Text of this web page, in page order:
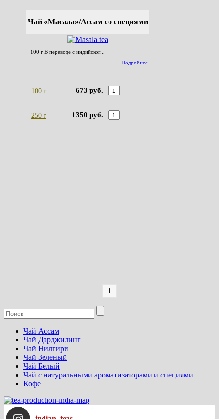
Чай «Масала»/Ассам со специями
100 г В переводе с индийског...
Подробнее
100 г 673 руб.
250 г 1350 руб.
1
Чай Ассам
Чай Дарджилинг
Чай Нилгири
Чай Зеленый
Чай Белый
Чай с натуральными ароматизаторами и специями
Кофе